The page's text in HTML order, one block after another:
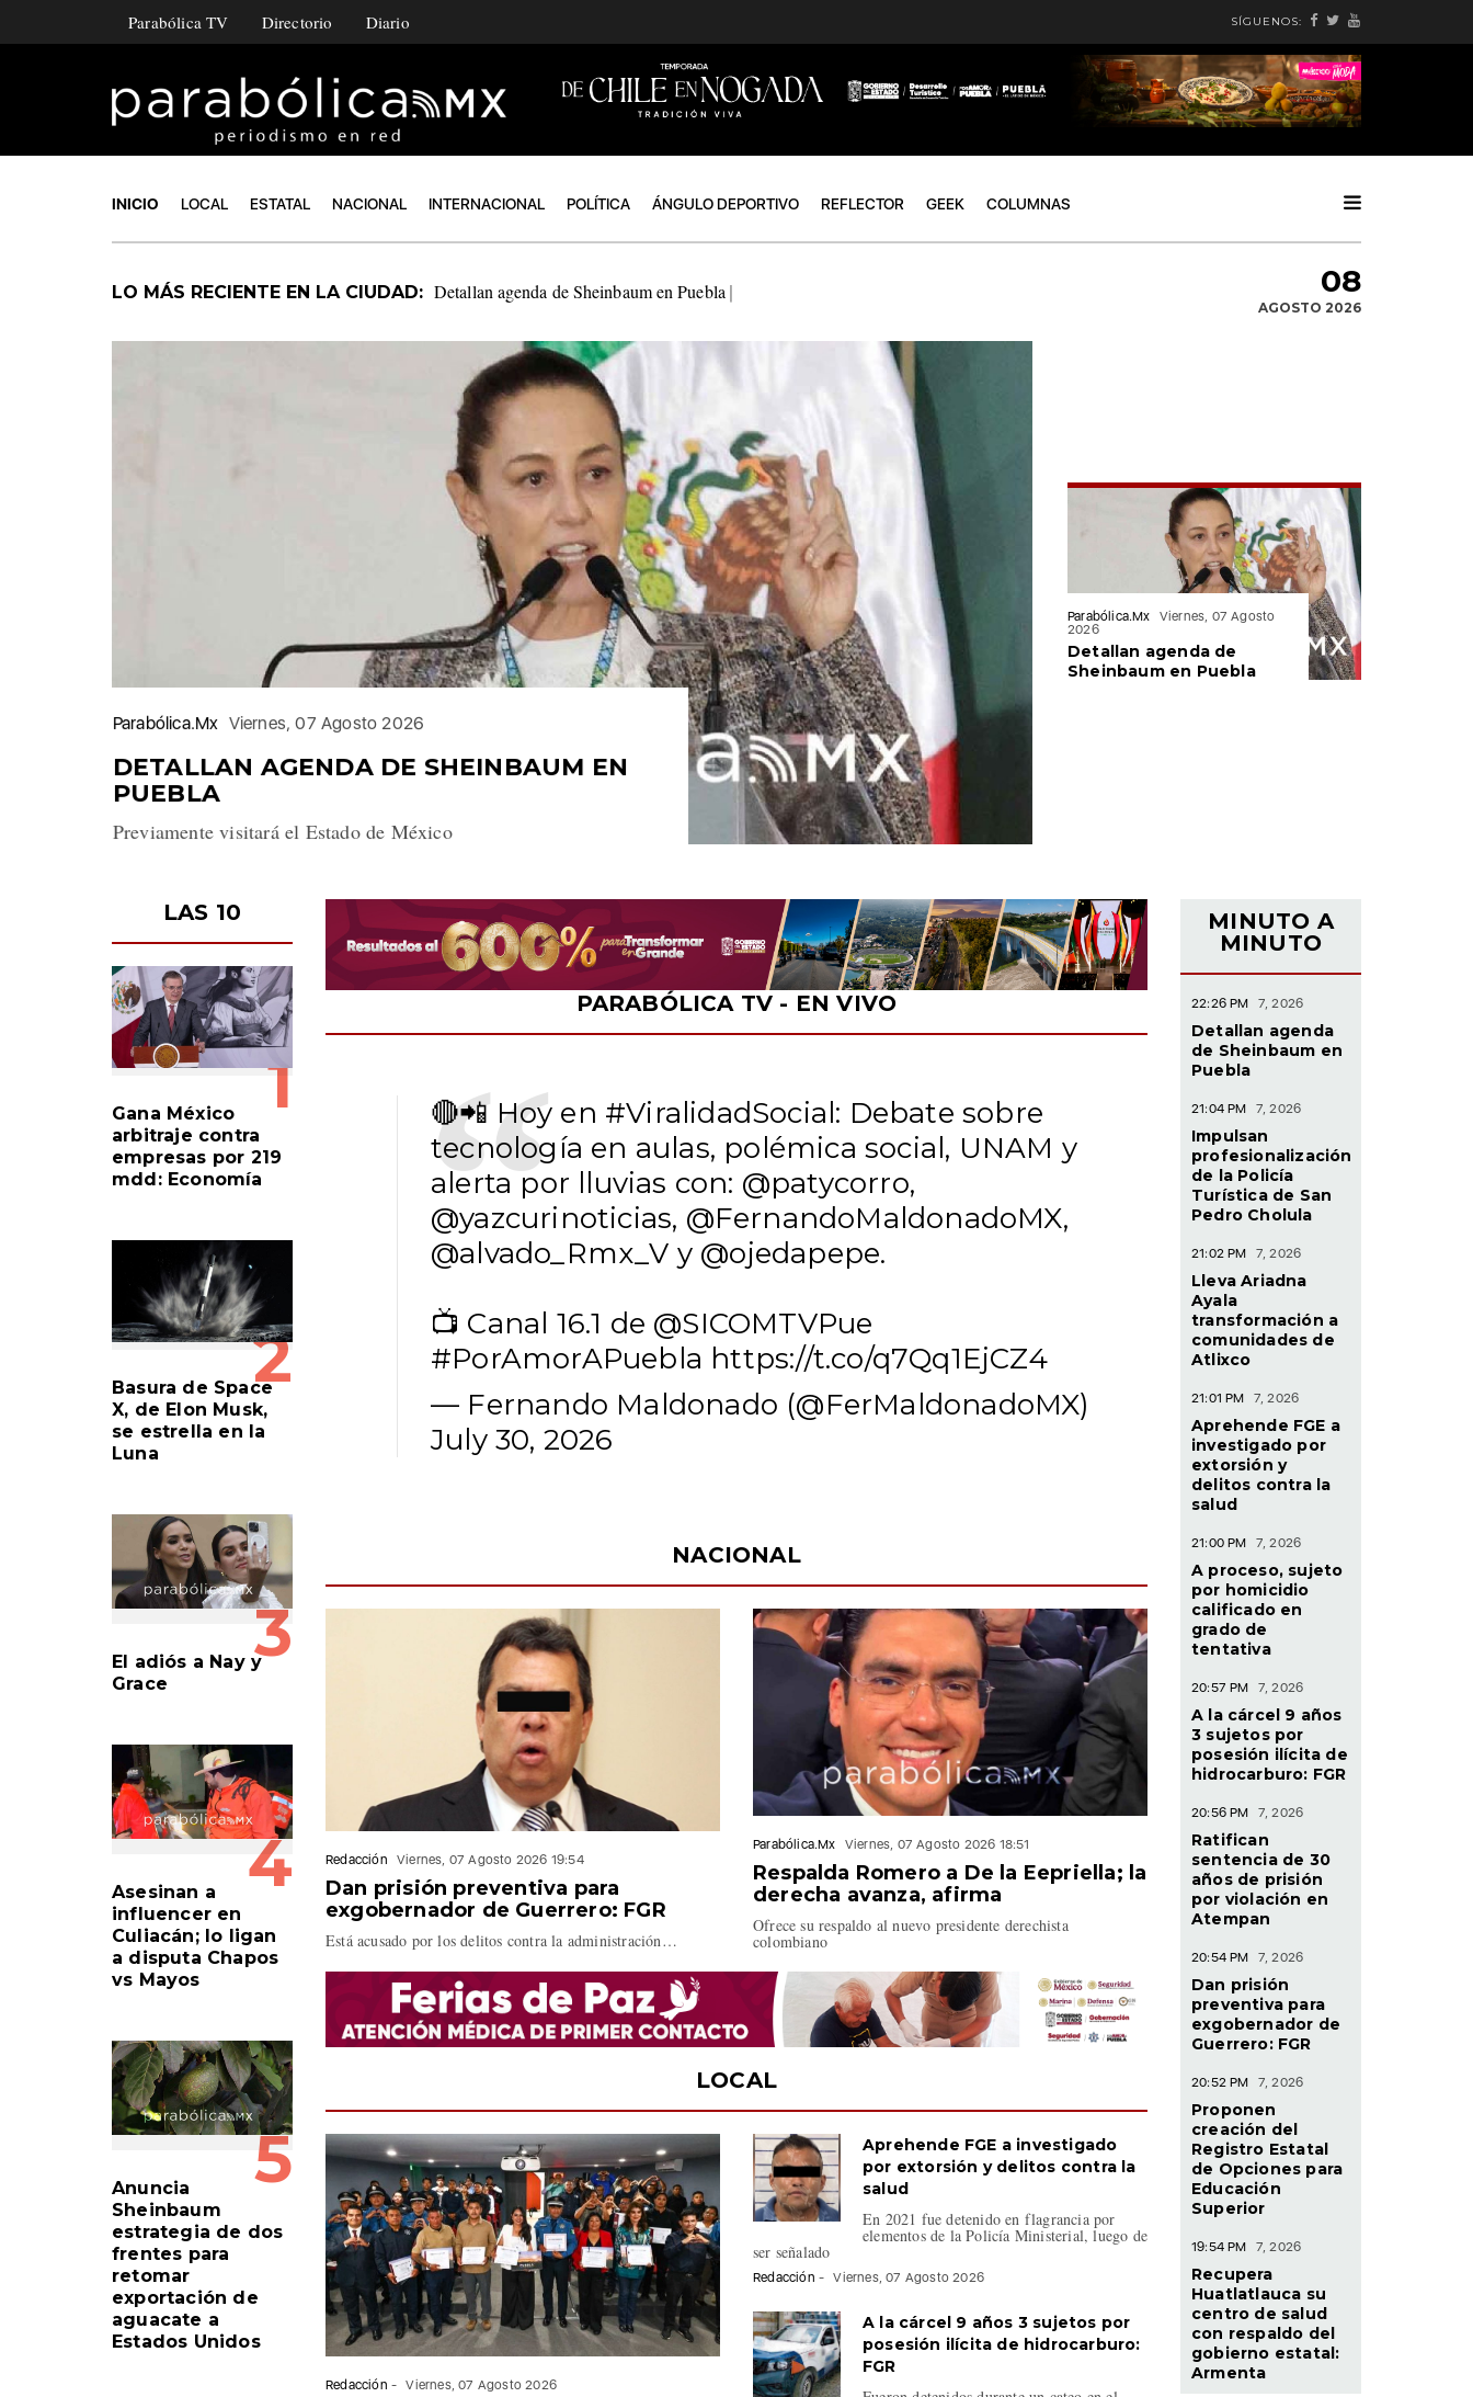
Parabólica TV Directorio Diario SÍGUENOS:
INICIO LOCAL ESTATAL NACIONAL INTERNACIONAL POLÍTICA ÁNGULO DEPORTIVO REFLECTOR GEEK COLUMNAS
LO MÁS RECIENTE EN LA CIUDAD: Impulsan profesionalización de la Policía Turística 08
AGOSTO 2026
Parabólica.Mx Viernes, 07 Agosto 2026
DETALLAN AGENDA DE SHEINBAUM EN
PUEBLA
Previamente visitará el Estado de México
Parabólica.Mx
Viernes, 07 Agosto
2026
Detallan agenda de
Sheinbaum en Puebla
LAS 10
1
Gana México
arbitraje contra
empresas por 219
mdd: Economía
2
Basura de Space
X, de Elon Musk,
se estrella en la
Luna
3
El adiós a Nay y
Grace
4
Asesinan a
influencer en
Culiacán; lo ligan
a disputa Chapos
vs Mayos
5
Anuncia
Sheinbaum
estrategia de dos
frentes para
retomar
exportación de
aguacate a
Estados Unidos
PARABÓLICA TV - EN VIVO
🔴📲 Hoy en #ViralidadSocial: Debate sobre
tecnología en aulas, polémica social, UNAM y
alerta por lluvias con: @patycorro,
@yazcurinoticias, @FernandoMaldonadoMX,
@alvado_Rmx_V y @ojedapepe.
📺 Canal 16.1 de @SICOMTVPue
#PorAmorAPuebla https://t.co/q7Qq1EjCZ4
— Fernando Maldonado (@FerMaldonadoMX)
July 30, 2026
NACIONAL
Redacción Viernes, 07 Agosto 2026 19:54
Dan prisión preventiva para
exgobernador de Guerrero: FGR
Está acusado por los delitos contra la administración…
Parabólica.Mx Viernes, 07 Agosto 2026 18:51
Respalda Romero a De la Eepriella; la
derecha avanza, afirma
Ofrece su respaldo al nuevo presidente derechista
colombiano
LOCAL
Redacción - Viernes, 07 Agosto 2026
Aprehende FGE a investigado
por extorsión y delitos contra la
salud
En 2021 fue detenido en flagrancia por
elementos de la Policía Ministerial, luego de
ser señalado
Redacción - Viernes, 07 Agosto 2026
A la cárcel 9 años 3 sujetos por
posesión ilícita de hidrocarburo:
FGR
MINUTO A
MINUTO
22:26 PM 7, 2026
Detallan agenda
de Sheinbaum en
Puebla
21:04 PM 7, 2026
Impulsan
profesionalización
de la Policía
Turística de San
Pedro Cholula
21:02 PM 7, 2026
Lleva Ariadna
Ayala
transformación a
comunidades de
Atlixco
21:01 PM 7, 2026
Aprehende FGE a
investigado por
extorsión y
delitos contra la
salud
21:00 PM 7, 2026
A proceso, sujeto
por homicidio
calificado en
grado de
tentativa
20:57 PM 7, 2026
A la cárcel 9 años
3 sujetos por
posesión ilícita de
hidrocarburo: FGR
20:56 PM 7, 2026
Ratifican
sentencia de 30
años de prisión
por violación en
Atempan
20:54 PM 7, 2026
Dan prisión
preventiva para
exgobernador de
Guerrero: FGR
20:52 PM 7, 2026
Proponen
creación del
Registro Estatal
de Opciones para
Educación
Superior
19:54 PM 7, 2026
Recupera
Huatlatlauca su
centro de salud
con respaldo del
gobierno estatal:
Armenta